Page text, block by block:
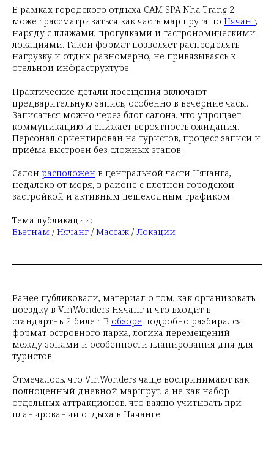
В рамках городского отдыха CAM SPA Nha Trang 2
может рассматриваться как часть маршрута по Нячанг,
наряду с пляжами, прогулками и гастрономическими
локациями. Такой формат позволяет распределять
нагрузку и отдых равномерно, не привязываясь к
отельной инфраструктуре.
Практические детали посещения включают
предварительную запись, особенно в вечерние часы.
Записаться можно через блог салона, что упрощает
коммуникацию и снижает вероятность ожидания.
Персонал ориентирован на туристов, процесс записи и
приёма выстроен без сложных этапов.
Салон расположен в центральной части Нячанга,
недалеко от моря, в районе с плотной городской
застройкой и активным пешеходным трафиком.
Тема публикации:
Вьетнам / Нячанг / Массаж / Локации
Ранее публиковали, материал о том, как организовать
поездку в VinWonders Нячанг и что входит в
стандартный билет. В обзоре подробно разбирался
формат островного парка, логика перемещений
между зонами и особенности планирования дня для
туристов.
Отмечалось, что VinWonders чаще воспринимают как
полноценный дневной маршрут, а не как набор
отдельных аттракционов, что важно учитывать при
планировании отдыха в Нячанге.